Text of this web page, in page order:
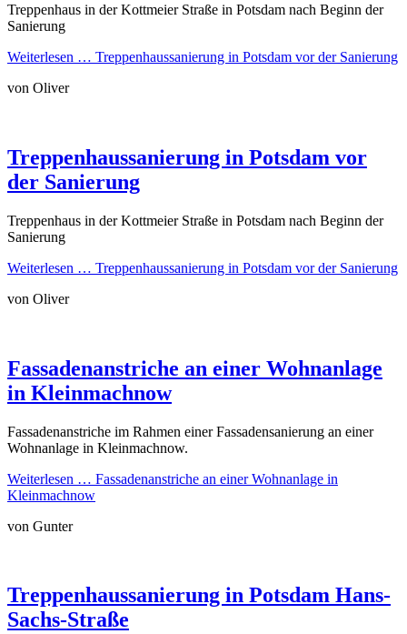
Treppenhaus in der Kottmeier Straße in Potsdam nach Beginn der
Sanierung
Weiterlesen … Treppenhaussanierung in Potsdam vor der Sanierung
von Oliver
Treppenhaussanierung in Potsdam vor
der Sanierung
Treppenhaus in der Kottmeier Straße in Potsdam nach Beginn der
Sanierung
Weiterlesen … Treppenhaussanierung in Potsdam vor der Sanierung
von Oliver
Fassadenanstriche an einer Wohnanlage
in Kleinmachnow
Fassadenanstriche im Rahmen einer Fassadensanierung an einer
Wohnanlage in Kleinmachnow.
Weiterlesen … Fassadenanstriche an einer Wohnanlage in
Kleinmachnow
von Gunter
Treppenhaussanierung in Potsdam Hans-
Sachs-Straße